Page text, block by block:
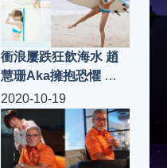
衝浪屢跌狂飲海水 趙
慧珊Aka擁抱恐懼 人
前晒小三角
2020-10-19